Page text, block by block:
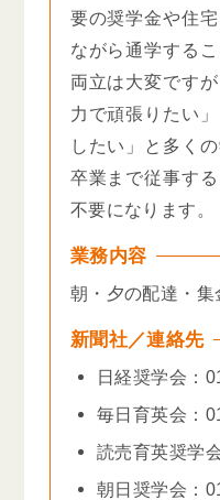
要の奨学金や住
ながら通学する
両立は大変です
力で頑張りたい
したい」と多く
卒業まで従事す
不要になります。
業務内容
朝・夕の配達・
新聞社／連絡先
日経奨学会：
毎日育英会：
読売育英奨学
朝日奨学会：